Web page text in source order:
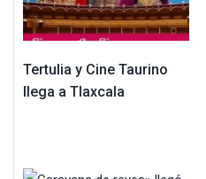
Tertulia y Cine Taurino
llega a Tlaxcala